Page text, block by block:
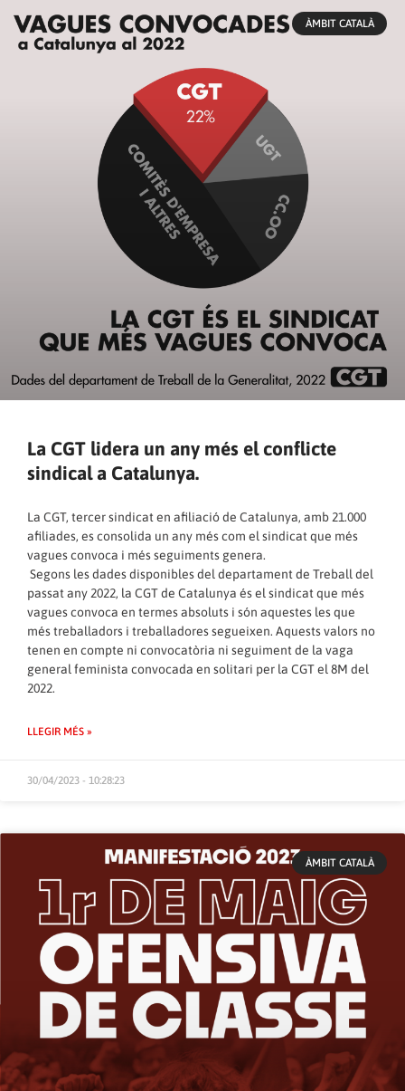
ÀMBIT CATALÀ
La CGT lidera un any més el conflicte
sindical a Catalunya.
La CGT, tercer sindicat en afiliació de Catalunya, amb 21.000
afiliades, es consolida un any més com el sindicat que més
vagues convoca i més seguiments genera.
Segons les dades disponibles del departament de Treball del
passat any 2022, la CGT de Catalunya és el sindicat que més
vagues convoca en termes absoluts i són aquestes les que
més treballadors i treballadores segueixen. Aquests valors no
tenen en compte ni convocatòria ni seguiment de la vaga
general feminista convocada en solitari per la CGT el 8M del
2022.
LLEGIR MÉS »
30/04/2023 - 10:28:23
ÀMBIT CATALÀ